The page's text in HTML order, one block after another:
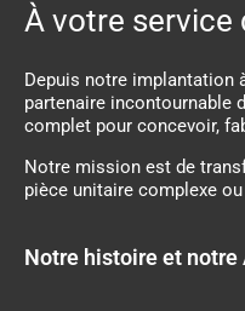
À votre service
Depuis notre implantation
partenaire incontournable
complet pour concevoir,
Notre mission est de
pièce unitaire complexe
Notre histoire et notre